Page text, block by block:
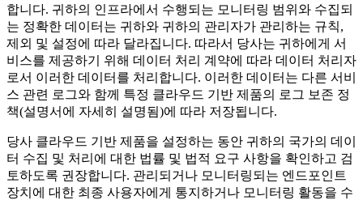
합니다. 귀하의 인프라에서 수행되는 모니터링 범위와 수집되
는 정확한 데이터는 귀하와 귀하의 관리자가 관리하는 규칙,
제외 및 설정에 따라 달라집니다. 따라서 당사는 귀하에게 서
비스를 제공하기 위해 데이터 처리 계약에 따라 데이터 처리자
로서 이러한 데이터를 처리합니다. 이러한 데이터는 다른 서비
스 관련 로그와 함께 특정 클라우드 기반 제품의 로그 보존 정
책(설명서에 자세히 설명됨)에 따라 저장됩니다.
당사 클라우드 기반 제품을 설정하는 동안 귀하의 국가의 데이
터 수집 및 처리에 대한 법률 및 법적 요구 사항을 확인하고 검
토하도록 권장합니다. 관리되거나 모니터링되는 엔드포인트
장치에 대한 최종 사용자에게 통지하거나 모니터링 활동을 수